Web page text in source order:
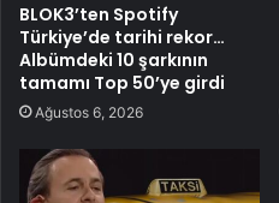
BLOK3’ten Spotify
Türkiye’de tarihi rekor…
Albümdeki 10 şarkının
tamamı Top 50’ye girdi
Ağustos 6, 2026